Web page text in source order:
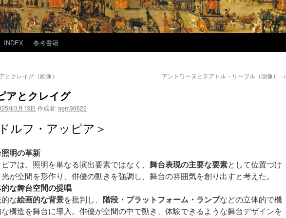
INDEX 参考書籍
とクレイグ（画像） アントワーヌとテアトル・リーブル（画像） →
アとクレイグ
年3月13日 作成者:agm36622
ルフ・アッピア＞
明の革新
アは、照明を単なる演出要素ではなく、 舞台表現の主要な要素として位置づけ
が空間を形作り、俳優の動きを強調し、舞台の雰囲気を創り出すと考えた。
な舞台空間の提唱
な絵画的な背景を批判し、 階段・プラットフォーム・ランプなどの立体的で機
構造を舞台に導入。俳優が空間の中で動き、体験できるような舞台デザインを